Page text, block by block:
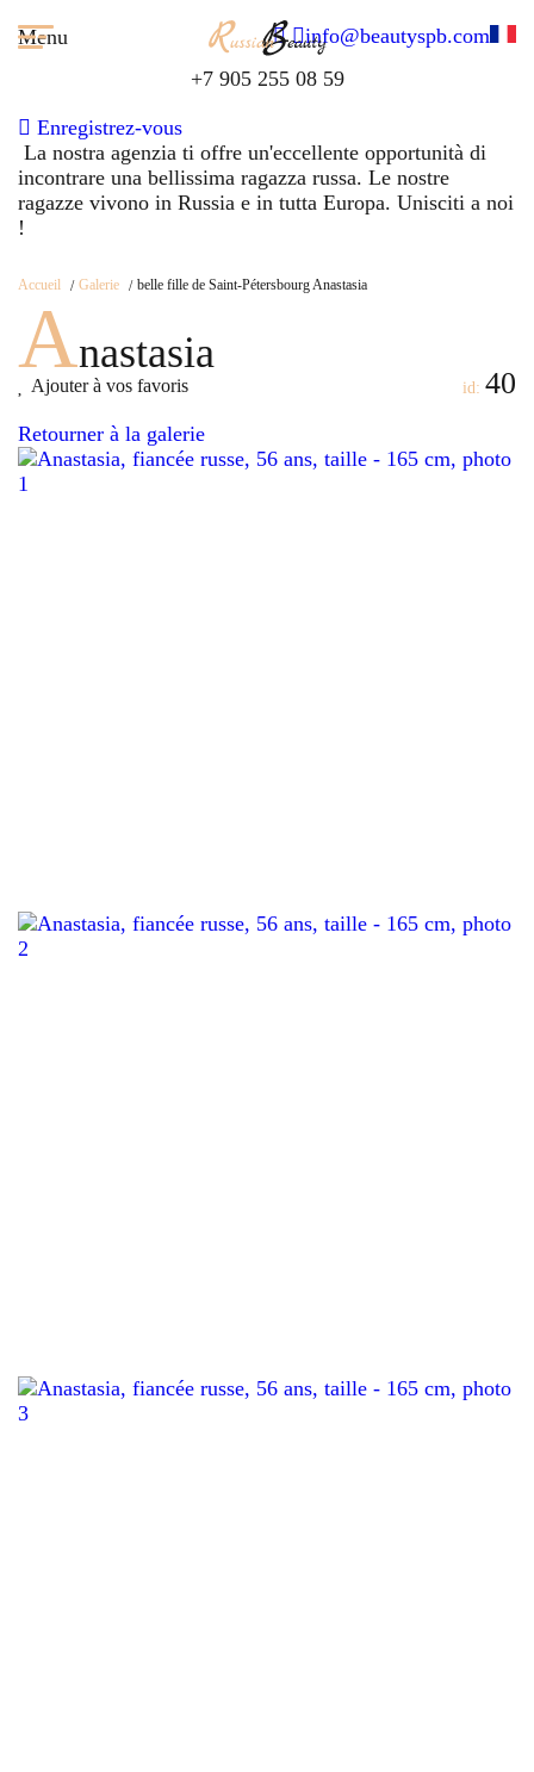
Menu
+7 905 255 08 59
info@beautyspb.com
Enregistrez-vous
La nostra agenzia ti offre un'eccellente opportunità di
incontrare una bellissima ragazza russa. Le nostre
ragazze vivono in Russia e in tutta Europa. Unisciti a noi
!
Accueil Galerie belle fille de Saint-Pétersbourg Anastasia
Anastasia
Ajouter à vos favoris id: 40
Retourner à la galerie